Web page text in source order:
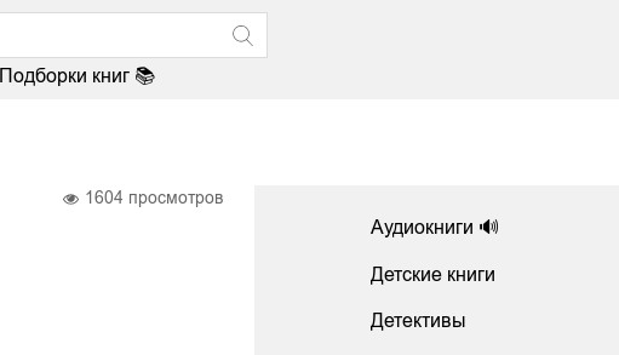
Подборки книг 📚
1604 просмотров
Аудиокниги 🔊
Детские книги
Детективы